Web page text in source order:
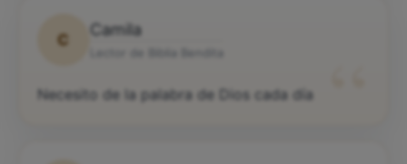
C
Camila
Necesito de la palabra de Dios cada día